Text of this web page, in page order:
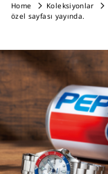
Home Koleksiyonlar
özel sayfası yayında.